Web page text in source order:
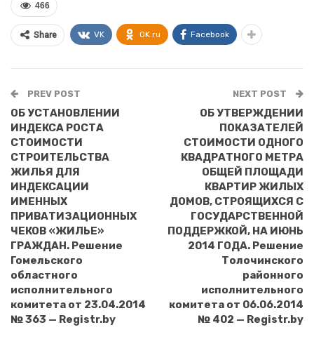
466
Share VK OK.ru Facebook
PREV POST
ОБ УСТАНОВЛЕНИИ
ИНДЕКСА РОСТА
СТОИМОСТИ
СТРОИТЕЛЬСТВА
ЖИЛЬЯ ДЛЯ
ИНДЕКСАЦИИ
ИМЕННЫХ
ПРИВАТИЗАЦИОННЫХ
ЧЕКОВ «ЖИЛЬЕ»
ГРАЖДАН. Решение
Гомельского
областного
исполнительного
комитета от 23.04.2014
№ 363 — Registr.by
NEXT POST
ОБ УТВЕРЖДЕНИИ
ПОКАЗАТЕЛЕЙ
СТОИМОСТИ ОДНОГО
КВАДРАТНОГО МЕТРА
ОБЩЕЙ ПЛОЩАДИ
КВАРТИР ЖИЛЫХ
ДОМОВ, СТРОЯЩИХСЯ С
ГОСУДАРСТВЕННОЙ
ПОДДЕРЖКОЙ, НА ИЮНЬ
2014 ГОДА. Решение
Толочинского
районного
исполнительного
комитета от 06.06.2014
№ 402 — Registr.by